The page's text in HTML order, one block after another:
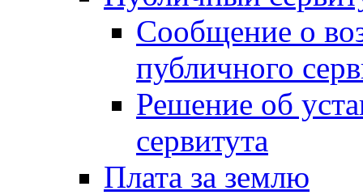
Сообщение о
публичного
Решение об
сервитута
Плата за землю